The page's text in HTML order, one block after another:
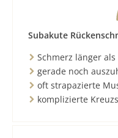
Subakute
Schmerz länger
gerade noch
oft strapazierte
komplizierte